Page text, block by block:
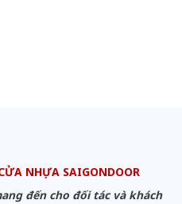
NHỰA SAIGONDOOR
đến cho đối tác và khách